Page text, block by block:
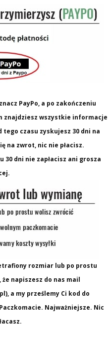
PayPo, a po zakończeniu
znajdziesz wszystkie informacje
czasu zyskujesz 30 dni na
na zwrot, nic nie płacisz.
30 dni nie zapłacisz ani grosza
rozmiar lub po prostu
napiszesz do nas mail
a my prześlemy Ci kod do
Najważniejsze. Nic